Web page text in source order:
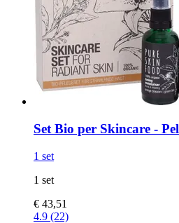
Set Bio per Skincare -​
1 set
1 set
€ 43,51
4.9 (22)